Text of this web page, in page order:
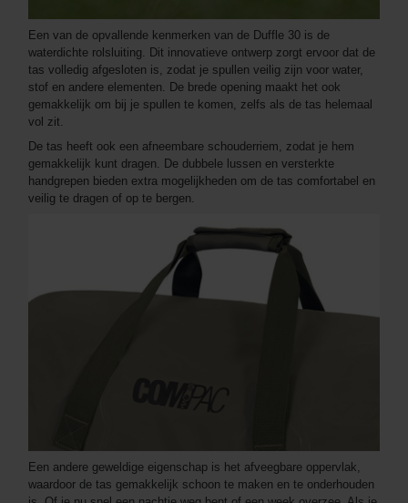
Een van de opvallende kenmerken van de Duffle 30 is de
waterdichte rolsluiting. Dit innovatieve ontwerp zorgt ervoor dat de
tas volledig afgesloten is, zodat je spullen veilig zijn voor water,
stof en andere elementen. De brede opening maakt het ook
gemakkelijk om bij je spullen te komen, zelfs als de tas helemaal
vol zit.
De tas heeft ook een afneembare schouderriem, zodat je hem
gemakkelijk kunt dragen. De dubbele lussen en versterkte
handgrepen bieden extra mogelijkheden om de tas comfortabel en
veilig te dragen of op te bergen.
Een andere geweldige eigenschap is het afveegbare oppervlak,
waardoor de tas gemakkelijk schoon te maken en te onderhouden